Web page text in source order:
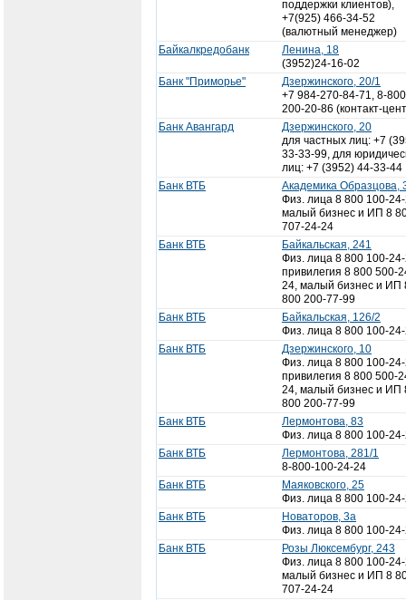
поддержки клиентов),
+7(925) 466-34-52
(валютный менеджер)
Байкалкредобанк
Ленина, 18
(3952)24-16-02
Банк "Приморье"
Дзержинского, 20/1
+7 984-270-84-71, 8-
200-20-86 (контакт-
Банк Авангард
Дзержинского, 20
для частных лиц: +7
33-33-99, для
лиц: +7 (3952) 44-33-44
Банк ВТБ
Академика Образцова,
Физ. лица 8 800 100-
малый бизнес и ИП 8
707-24-24
Банк ВТБ
Байкальская, 241
Физ. лица 8 800 100-
привилегия 8 800 500-
24, малый бизнес и ИП
800 200-77-99
Банк ВТБ
Байкальская, 126/2
Физ. лица 8 800 100-
Банк ВТБ
Дзержинского, 10
Физ. лица 8 800 100-
привилегия 8 800 500-
24, малый бизнес и ИП
800 200-77-99
Банк ВТБ
Лермонтова, 83
Физ. лица 8 800 100-
Банк ВТБ
Лермонтова, 281/1
8-800-100-24-24
Банк ВТБ
Маяковского, 25
Физ. лица 8 800 100-
Банк ВТБ
Новаторов, 3а
Физ. лица 8 800 100-
Банк ВТБ
Розы Люксембург, 243
Физ. лица 8 800 100-
малый бизнес и ИП 8
707-24-24